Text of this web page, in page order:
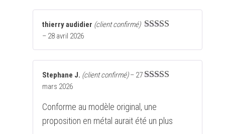
thierry audidier (client confirmé)
– 28 avril 2026
Stephane J. (client confirmé) – 27
mars 2026
Conforme au modèle original, une
proposition en métal aurait été un plus